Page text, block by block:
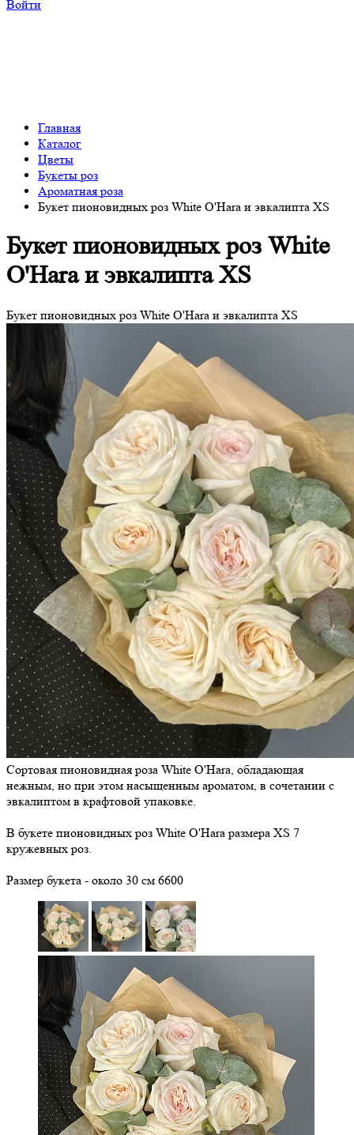
Войти
Главная
Каталог
Цветы
Букеты роз
Ароматная роза
Букет пионовидных роз White O'Hara и эвкалипта XS
Букет пионовидных роз White
O'Hara и эвкалипта XS
Букет пионовидных роз White O'Hara и эвкалипта XS
Сортовая пионовидная роза White O'Hara, обладающая
нежным, но при этом насыщенным ароматом, в сочетании с
эвкалиптом в крафтовой упаковке.
В букете пионовидных роз White O'Hara размера ХS 7
кружевных роз.
Размер букета - около 30 см 6600